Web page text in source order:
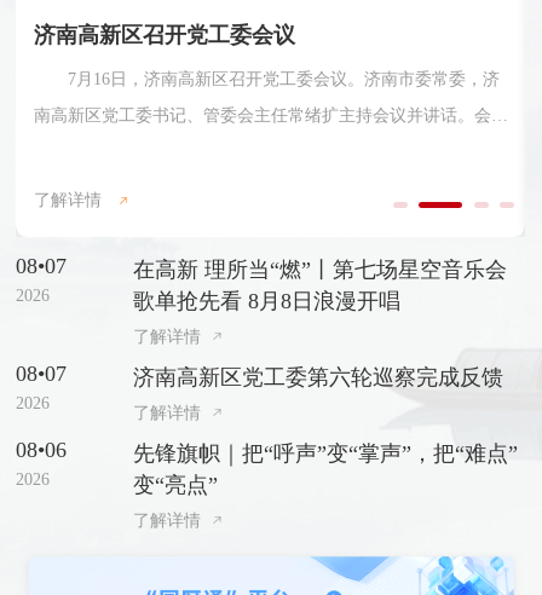
济南高新区优秀共产党员、优秀党务工作者和先
进基层党...
在即将迎来中国共产党成立105周年之际，6月27日，济南高
任杨福涛主持会议。会上，济南高新区党工委委员、党群工作部
部长许盈盈宣读了《关于表彰济南高新区优秀共产党员、优秀党
务工作者和先进基层党组织的决定》，与会领导为受表彰代表颁
奖。
了解详情
08•07
2026
在高新 理所当“燃”丨第七场星空音乐会
歌单抢先看 8月8日浪漫开唱
了解详情
08•07
2026
济南高新区党工委第六轮巡察完成反馈
了解详情
08•06
2026
先锋旗帜｜把“呼声”变“掌声”，把“难点”
变“亮点”
了解详情